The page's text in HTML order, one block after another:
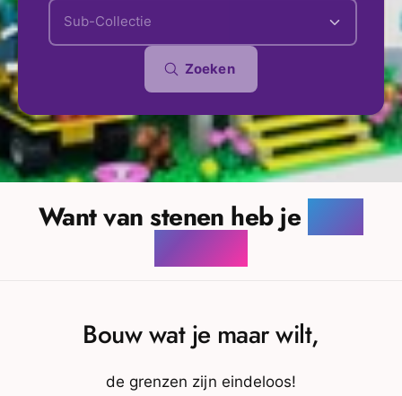
Sub-Collectie
Zoeken
Want van stenen heb je
genoeg!
Bouw wat je maar wilt,
de grenzen zijn eindeloos!